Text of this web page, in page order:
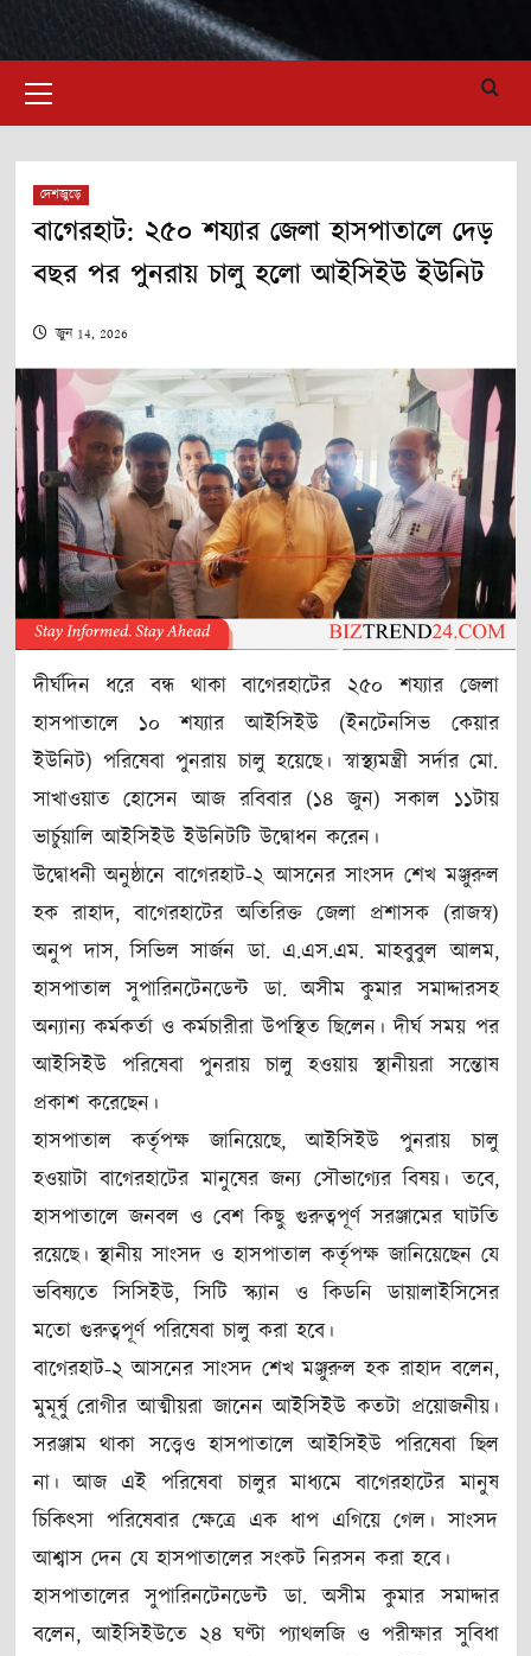
Menu
দেশজুড়ে
বাগেরহাট: ২৫০ শয্যার জেলা হাসপাতালে দেড়
বছর পর পুনরায় চালু হলো আইসিইউ ইউনিট
জুন 14, 2026
দীর্ঘদিন ধরে বন্ধ থাকা বাগেরহাটের ২৫০ শয্যার জেলা
হাসপাতালে ১০ শয্যার আইসিইউ (ইনটেনসিভ কেয়ার
ইউনিট) পরিষেবা পুনরায় চালু হয়েছে। স্বাস্থ্যমন্ত্রী সর্দার মো.
সাখাওয়াত হোসেন আজ রবিবার (১৪ জুন) সকাল ১১টায়
ভার্চুয়ালি আইসিইউ ইউনিটটি উদ্বোধন করেন।
উদ্বোধনী অনুষ্ঠানে বাগেরহাট-২ আসনের সাংসদ শেখ মঞ্জুরুল
হক রাহাদ, বাগেরহাটের অতিরিক্ত জেলা প্রশাসক (রাজস্ব)
অনুপ দাস, সিভিল সার্জন ডা. এ.এস.এম. মাহবুবুল আলম,
হাসপাতাল সুপারিনটেনডেন্ট ডা. অসীম কুমার সমাদ্দারসহ
অন্যান্য কর্মকর্তা ও কর্মচারীরা উপস্থিত ছিলেন। দীর্ঘ সময় পর
আইসিইউ পরিষেবা পুনরায় চালু হওয়ায় স্থানীয়রা সন্তোষ
প্রকাশ করেছেন।
হাসপাতাল কর্তৃপক্ষ জানিয়েছে, আইসিইউ পুনরায় চালু
হওয়াটা বাগেরহাটের মানুষের জন্য সৌভাগ্যের বিষয়। তবে,
হাসপাতালে জনবল ও বেশ কিছু গুরুত্বপূর্ণ সরঞ্জামের ঘাটতি
রয়েছে। স্থানীয় সাংসদ ও হাসপাতাল কর্তৃপক্ষ জানিয়েছেন যে
ভবিষ্যতে সিসিইউ, সিটি স্ক্যান ও কিডনি ডায়ালাইসিসের
মতো গুরুত্বপূর্ণ পরিষেবা চালু করা হবে।
বাগেরহাট-২ আসনের সাংসদ শেখ মঞ্জুরুল হক রাহাদ বলেন,
মুমূর্ষু রোগীর আত্মীয়রা জানেন আইসিইউ কতটা প্রয়োজনীয়।
সরঞ্জাম থাকা সত্ত্বেও হাসপাতালে আইসিইউ পরিষেবা ছিল
না। আজ এই পরিষেবা চালুর মাধ্যমে বাগেরহাটের মানুষ
চিকিৎসা পরিষেবার ক্ষেত্রে এক ধাপ এগিয়ে গেল। সাংসদ
আশ্বাস দেন যে হাসপাতালের সংকট নিরসন করা হবে।
হাসপাতালের সুপারিনটেনডেন্ট ডা. অসীম কুমার সমাদ্দার
বলেন, আইসিইউতে ২৪ ঘণ্টা প্যাথলজি ও পরীক্ষার সুবিধা